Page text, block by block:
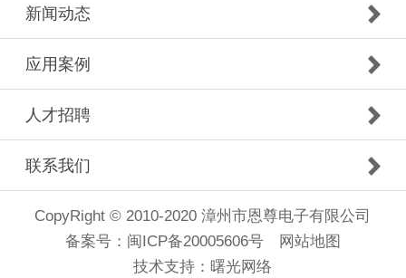
新闻动态
应用案例
人才招聘
联系我们
CopyRight © 2010-2020 漳州市恩尊电子有限公司
备案号： 闽ICP备20005606号
网站地图
技术支持： 曙光网络